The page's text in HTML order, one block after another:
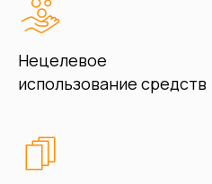
Нецелевое
использование средств